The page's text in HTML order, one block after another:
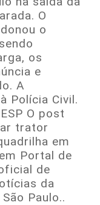
O
o
os
e
A
Polícia Civil.
O post
trator
em
Portal de
de
da
Paulo..